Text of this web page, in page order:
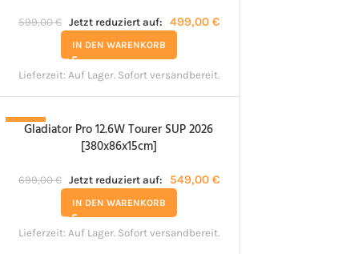
599,00€ Jetzt reduziert auf: 499,00 €
IN DEN WARENKORB
Lieferzeit: Auf Lager. Sofort versandbereit.
-21%
Gladiator Pro 12.6W Tourer SUP 2026
[380x86x15cm]
699,00€ Jetzt reduziert auf: 549,00 €
IN DEN WARENKORB
Lieferzeit: Auf Lager. Sofort versandbereit.